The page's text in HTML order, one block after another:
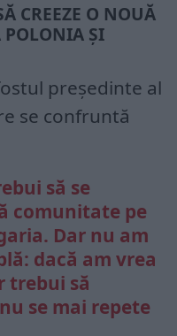
CREEZE O NOUĂ
POLONIA ȘI
președinte al
se confruntă
să se
comunitate pe
Dar nu am
dacă am vrea
trebui să
se mai repete